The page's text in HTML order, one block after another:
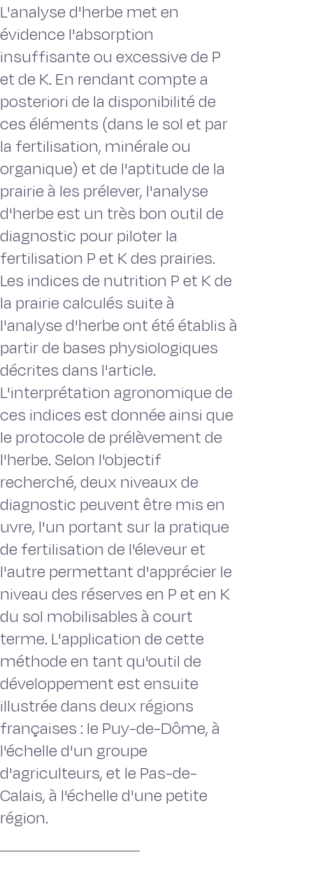
L'analyse d'herbe met en
évidence l'absorption
insuffisante ou excessive de P
et de K. En rendant compte a
posteriori de la disponibilité de
ces éléments (dans le sol et par
la fertilisation, minérale ou
organique) et de l'aptitude de la
prairie à les prélever, l'analyse
d'herbe est un très bon outil de
diagnostic pour piloter la
fertilisation P et K des prairies.
Les indices de nutrition P et K de
la prairie calculés suite à
l'analyse d'herbe ont été établis à
partir de bases physiologiques
décrites dans l'article.
L'interprétation agronomique de
ces indices est donnée ainsi que
le protocole de prélèvement de
l'herbe. Selon l'objectif
recherché, deux niveaux de
diagnostic peuvent être mis en
uvre, l'un portant sur la pratique
de fertilisation de l'éleveur et
l'autre permettant d'apprécier le
niveau des réserves en P et en K
du sol mobilisables à court
terme. L'application de cette
méthode en tant qu'outil de
développement est ensuite
illustrée dans deux régions
françaises : le Puy-de-Dôme, à
l'échelle d'un groupe
d'agriculteurs, et le Pas-de-
Calais, à l'échelle d'une petite
région.